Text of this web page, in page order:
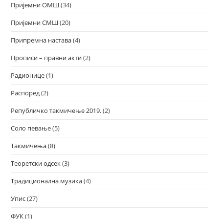
Пријемни ОМШ(34)
Пријемни СМШ(20)
Припремна настава(4)
Прописи – правни акти(2)
Радионице(1)
Распоред(2)
Републичко такмичење 2019.(2)
Соло певање(5)
Такмичења(8)
Теоретски одсек(3)
Традиционална музика(4)
Упис(27)
ФУК(1)